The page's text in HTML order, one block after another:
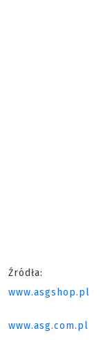
Źródła:
www.asgshop.pl
www.asg.com.pl